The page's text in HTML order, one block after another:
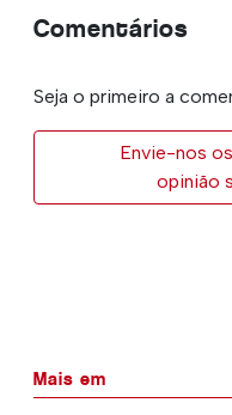
Comentários
Seja o primeiro a
Envie-nos
opinião
Mais em